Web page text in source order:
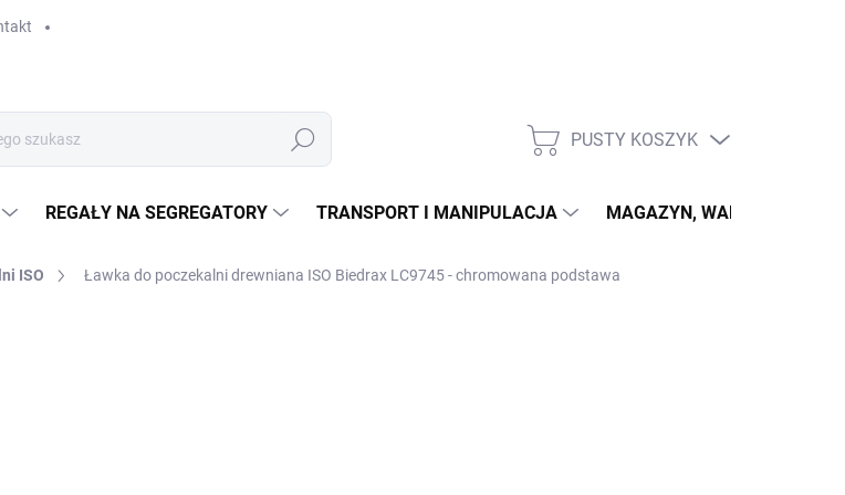
Szukaj KOSZYK
PUSTY KOSZYK
REGAŁY NA SEGREGATORY TRANSPORT I MANIPULACJA MAGAZYN, WARSZTAT
ISO Ławka do poczekalni drewniana ISO Biedrax LC9745 - chromowana podstawa